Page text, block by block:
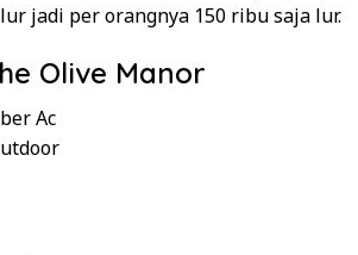
jadi per orangnya 150 ribu saja lur.
Olive Manor
Ac